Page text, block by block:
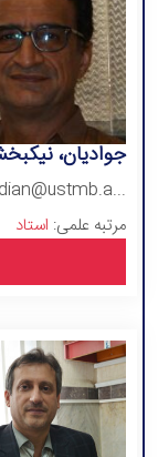
جوادیان،
مرتبه علمی: استاد